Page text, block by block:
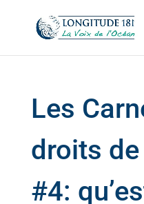
Les
droits de
#4: